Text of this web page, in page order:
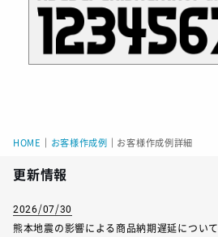
HOME お客様作成例 お客様作成例詳細
更新情報
2026/07/30
熊本地震の影響による商品納期遅延について